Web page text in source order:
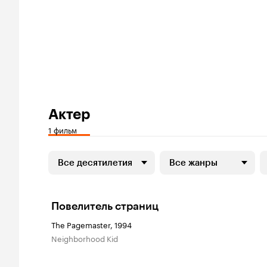
Актер
1 фильм
Все десятилетия Все жанры
Повелитель страниц
The Pagemaster, 1994
Neighborhood Kid